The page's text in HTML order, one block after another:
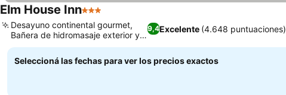
Elm House Inn3 Estrellas
9,4Excelente (4.648 puntuaciones)
Desayuno continental gourmet,
Bañera de hidromasaje exterior y
jardín
Seleccioná las fechas para ver los precios exactos